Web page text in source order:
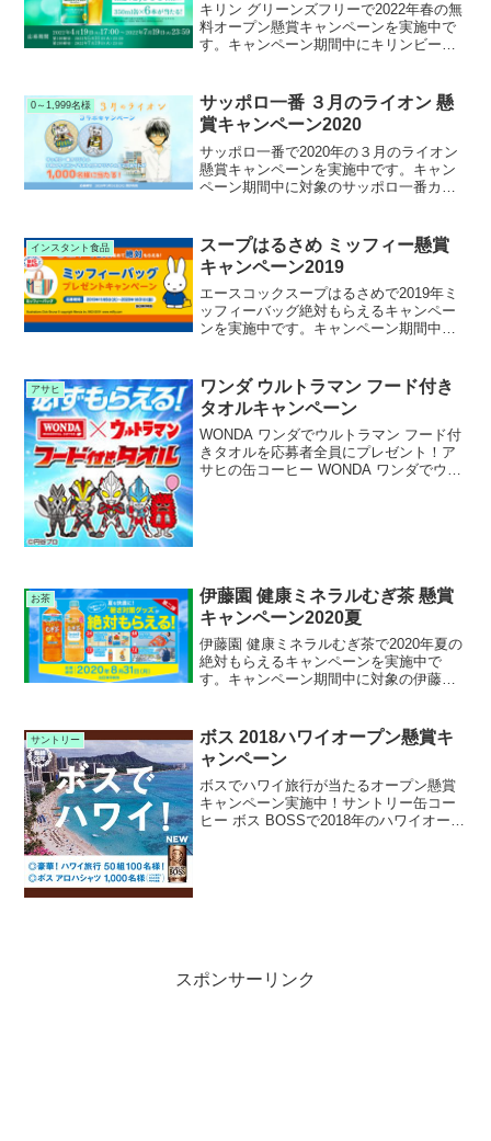
キリン グリーンズフリーで2022年春の無
料オープン懸賞キャンペーンを実施中で
す。キャンペーン期間中にキリンビール
キリン グリーンズフリー 350ml缶 x ６本
セットが当たります。
0～1,999名様
サッポロ一番 ３月のライオン 懸
賞キャンペーン2020
サッポロ一番で2020年の３月のライオン
懸賞キャンペーンを実施中です。キャン
ペーン期間中に対象のサッポロ一番カッ
ト付きオリジナル缶マグネットが当たり
ます。
インスタント食品
スープはるさめ ミッフィー懸賞
キャンペーン2019
エースコックスープはるさめで2019年ミ
ッフィーバッグ絶対もらえるキャンペー
ンを実施中です。キャンペーン期間中に
絶対もらえます。
アサヒ
ワンダ ウルトラマン フード付き
タオルキャンペーン
WONDA ワンダでウルトラマン フード付
きタオルを応募者全員にプレゼント！ア
サヒの缶コーヒー WONDA ワンダでウル
お茶
伊藤園 健康ミネラルむぎ茶 懸賞
キャンペーン2020夏
伊藤園 健康ミネラルむぎ茶で2020年夏の
絶対もらえるキャンペーンを実施中で
す。キャンペーン期間中に対象の伊藤園
ル、保冷リュックなどが絶対もらえま
す。
サントリー
ボス 2018ハワイオープン懸賞キ
ャンペーン
ボスでハワイ旅行が当たるオープン懸賞
キャンペーン実施中！サントリー缶コー
ヒー ボス BOSSで2018年のハワイオープ
スポンサーリンク